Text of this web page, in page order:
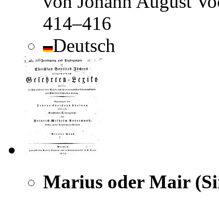
414–416
Deutsch
Marius oder Mair